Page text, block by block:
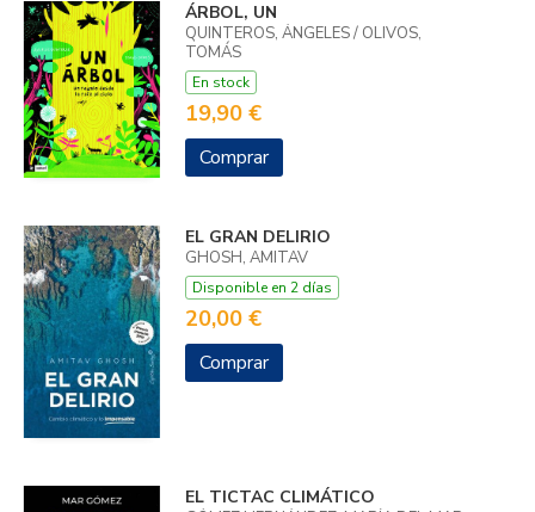
ÁRBOL, UN
QUINTEROS, ÁNGELES / OLIVOS,
TOMÁS
En stock
19,90 €
Comprar
EL GRAN DELIRIO
GHOSH, AMITAV
Disponible en 2 días
20,00 €
Comprar
EL TICTAC CLIMÁTICO